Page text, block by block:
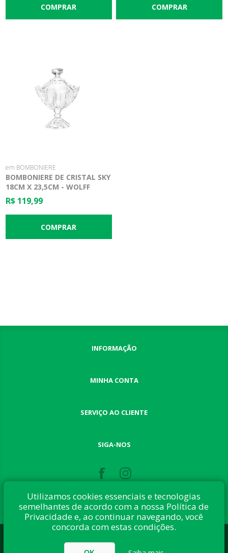
em BOMBONIERE
BOMBONIERE DE CRISTAL SKY
18CM X 23,5CM - WOLFF
R$ 119,99
INFORMAÇÃO
MINHA CONTA
SERVIÇO AO CLIENTE
SIGA-NOS
Desenvolvido com:nopCommerce
Direitos autorais © 2026 Button Shop. Todos direitos reservados.
Utilizamos cookies essenciais e tecnologias
semelhantes de acordo com a nossa Política de
Privacidade e, ao continuar navegando, você
concorda com estas condições.